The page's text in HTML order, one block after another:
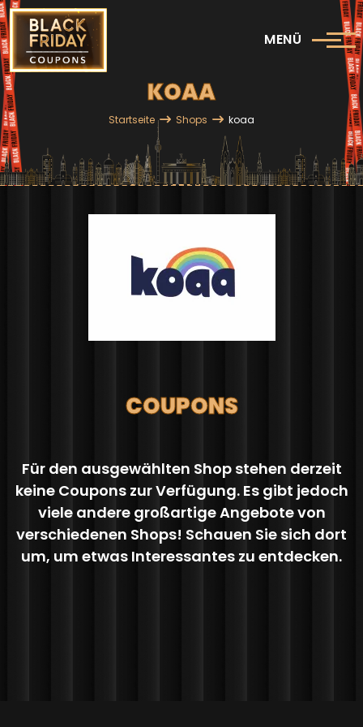
Direkt zum Inhalt
MENÜ
KOAA
Pfadnavigation
Startseite Shops koaa
COUPONS
Für den ausgewählten Shop stehen derzeit
keine Coupons zur Verfügung. Es gibt jedoch
viele andere großartige Angebote von
verschiedenen Shops! Schauen Sie sich dort
um, um etwas Interessantes zu entdecken.